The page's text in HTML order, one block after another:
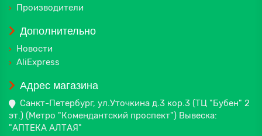
Производители
Дополнительно
Новости
AliExpress
Адрес магазина
Санкт-Петербург, ул.Уточкина д.3 кор.3 (ТЦ "Бубен" 2
эт.) (Метро "Комендантский проспект") Вывеска:
"АПТЕКА АЛТАЯ"